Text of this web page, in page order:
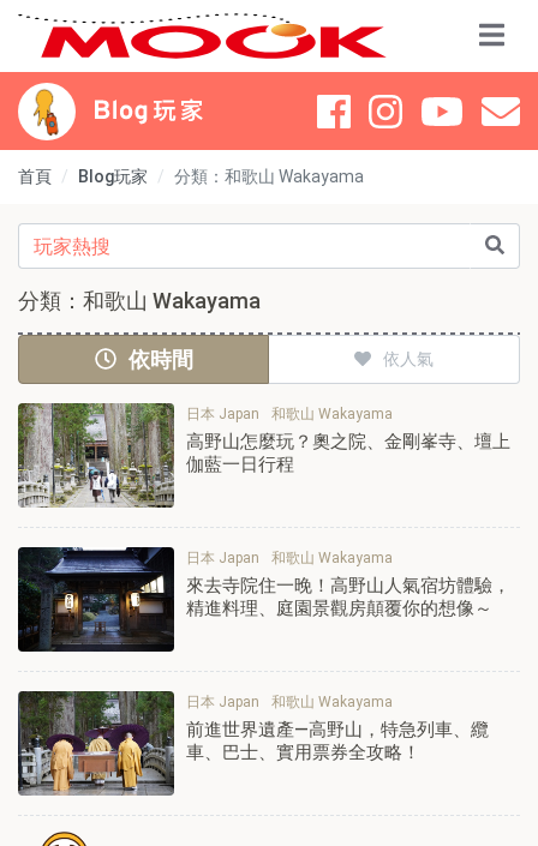
首頁 Blog玩家 分類：和歌山 Wakayama
分類：和歌山 Wakayama
依時間 依人氣
日本 Japan 和歌山 Wakayama
高野山怎麼玩？奧之院、金剛峯寺、壇上
伽藍一日行程
日本 Japan 和歌山 Wakayama
來去寺院住一晚！高野山人氣宿坊體驗，
精進料理、庭園景觀房顛覆你的想像～
日本 Japan 和歌山 Wakayama
前進世界遺產—高野山，特急列車、纜
車、巴士、實用票券全攻略！